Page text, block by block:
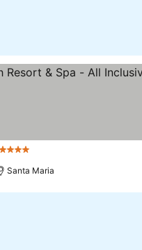
Santa Maria